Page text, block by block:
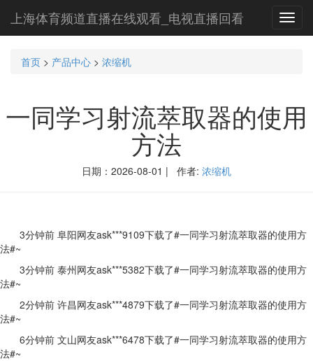
上海体育频道直播在线观看_电视直播回看
首页 > 产品中心 > 浓缩机
一同学习射流萃取器的使用
方法
日期：2026-08-01 | 作者: 浓缩机
3分钟前 阜阳网友ask***9109下载了#一同学习射流萃取器的使用方
法#~
3分钟前 泰州网友ask***5382下载了#一同学习射流萃取器的使用方
法#~
2分钟前 许昌网友ask***4879下载了#一同学习射流萃取器的使用方
法#~
6分钟前 文山网友ask***6478下载了#一同学习射流萃取器的使用方
法#~